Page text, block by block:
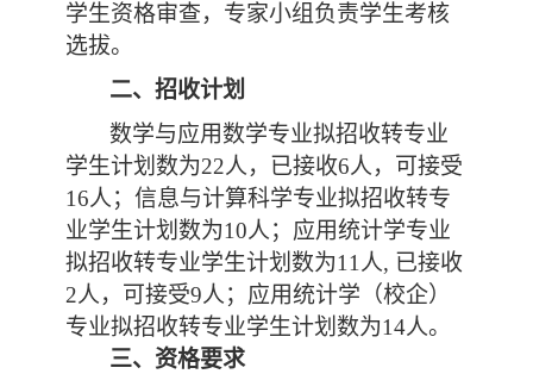
学生资格审查，专家小组负责学生考核
选拔。
二、招收计划
数学与应用数学专业拟招收转专业
学生计划数为22人 ，已接收6人，可接受
16人 ； 信息与计算科学专业拟招收转专
业学生计划数为10人；应用统计学专业
拟招收转专业学生计划数为11人, 已接收
2人，可接受9人； 应用统计学（校企）
专业拟招收转专业学生计划数为14人。
三、资格要求